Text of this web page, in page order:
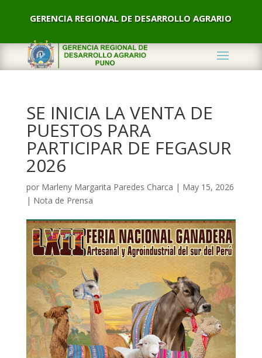
GERENCIA REGIONAL DE DESARROLLO AGRARIO
SE INICIA LA VENTA DE
PUESTOS PARA
PARTICIPAR DE FEGASUR
2026
por Marleny Margarita Paredes Charca | May 15, 2026
| Nota de Prensa